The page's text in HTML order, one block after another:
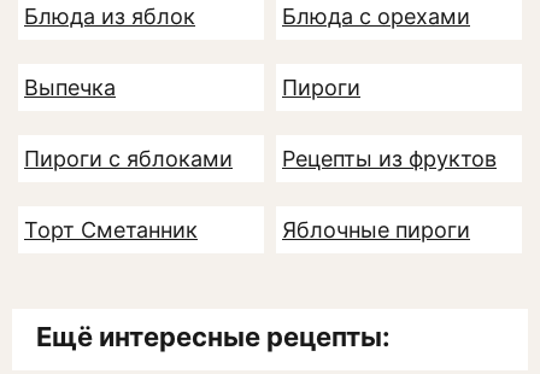
Блюда из яблок Блюда с орехами
Выпечка Пироги
Пироги с яблоками Рецепты из фруктов
Торт Сметанник Яблочные пироги
Ещё интересные рецепты: